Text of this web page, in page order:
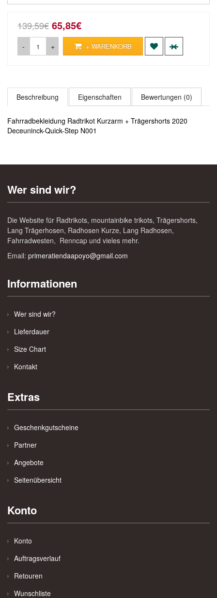
139,59€ 65,85€
- + + WARENKORB
Beschreibung Eigenschaften Bewertungen (0)
Fahrradbekleidung Radtrikot Kurzarm + Trägershorts 2020
Deceuninck-Quick-Step N001
Wer sind wir?
Die Website für Radtrikots, mountainbike trikots, Trägershorts,
Lang Trägerhosen, Radhosen Kurze, Lang Radhosen,
Fahrradwesten, Renncap und vieles mehr.
Email: primeratiendaapoyo@gmail.com
Informationen
Wer sind wir?
Lieferdauer
Size Chart
Kontakt
Extras
Geschenkgutscheine
Partner
Angebote
Seitenübersicht
Konto
Konto
Auftragsverlauf
Retouren
Wunschliste